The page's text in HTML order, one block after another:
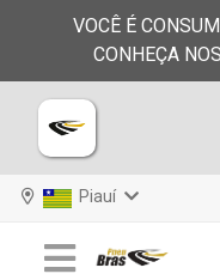
VOCÊ É
CONHEÇA
Piauí